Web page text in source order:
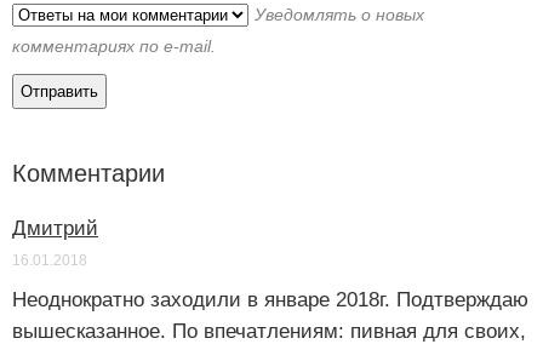
Уведомлять о новых
комментариях по e-mail.
Комментарии
Дмитрий
16.01.2018
Неоднократно заходили в январе 2018г. Подтверждаю
вышесказанное. По впечатлениям: пивная для своих,